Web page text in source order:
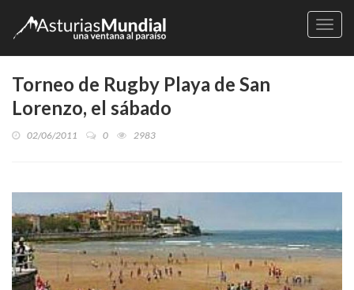
Torneo de Rugby Playa de San
Lorenzo, el sábado
02/06/2011 0 2983